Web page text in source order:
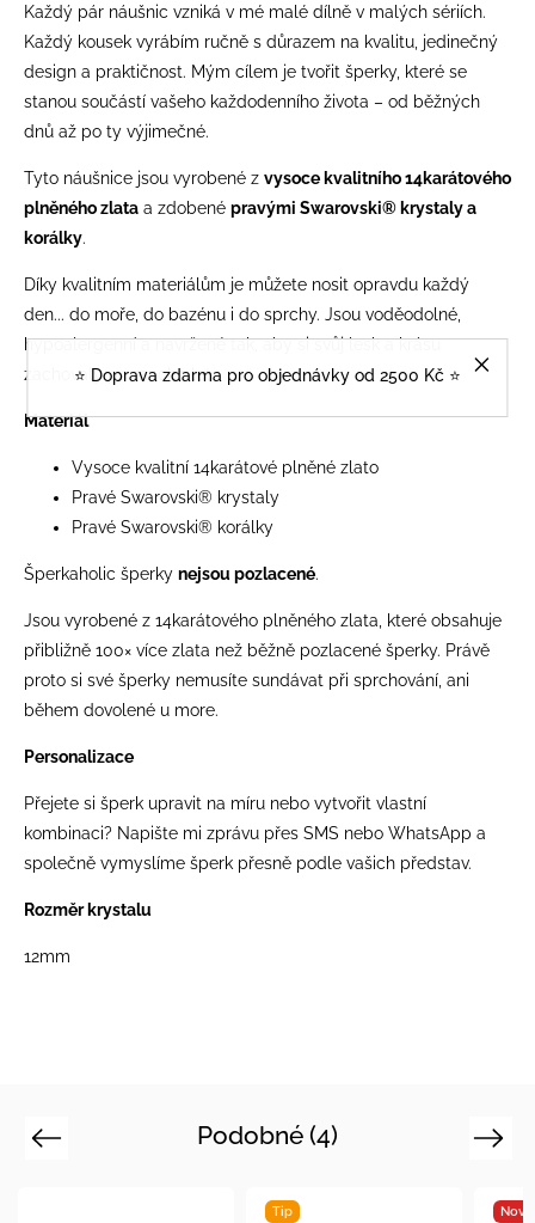
⭐️ Doprava zdarma pro objednávky od 2500 Kč ⭐️
Každý pár náušnic vzniká v mé malé dílně v malých sériích.
Každý kousek vyrábím ručně s důrazem na kvalitu, jedinečný
design a praktičnost. Mým cílem je tvořit šperky, které se
stanou součástí vašeho každodenního života – od běžných
dnů až po ty výjimečné.
Tyto náušnice jsou vyrobené z vysoce kvalitního 14karátového
plněného zlata a zdobené pravými Swarovski® krystaly a
korálky.
Díky kvalitním materiálům je můžete nosit opravdu každý
den... do moře, do bazénu i do sprchy. Jsou voděodolné,
hypoalergenní a navržené tak, aby si svůj lesk a krásu
zachovaly po mnoho let.
Materiál
Vysoce kvalitní 14karátové plněné zlato
Pravé Swarovski® krystaly
Pravé Swarovski® korálky
Šperkaholic šperky nejsou pozlacené.
Jsou vyrobené z 14karátového plněného zlata, které obsahuje
přibližně 100× více zlata než běžně pozlacené šperky. Právě
proto si své šperky nemusíte sundávat při sprchování, ani
během dovolené u more.
Personalizace
Přejete si šperk upravit na míru nebo vytvořit vlastní
kombinaci? Napište mi zprávu přes SMS nebo WhatsApp a
společně vymyslíme šperk přesně podle vašich představ.
Rozměr krystalu
12mm
Podobné (4)
Previous
Tip
Next